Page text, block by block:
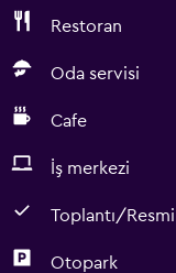
Restoran
Oda servisi
Cafe
İş merkezi
Toplantı/
Otopark